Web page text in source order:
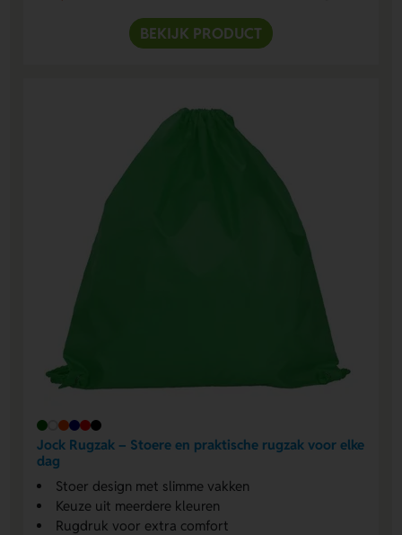
BEKIJK PRODUCT
Jock Rugzak – Stoere en praktische rugzak voor elke
dag
Stoer design met slimme vakken
Keuze uit meerdere kleuren
Rugdruk voor extra comfort